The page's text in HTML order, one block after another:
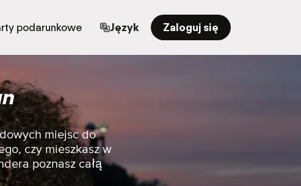
podarunkowe Język Zaloguj się
miejsc do
czy mieszkasz w
poznasz całą